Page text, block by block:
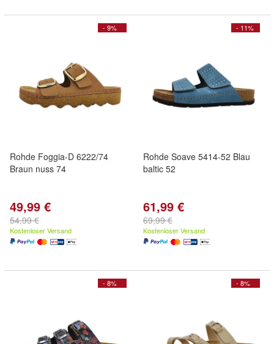
- 9%
Rohde Foggia-D 6222/74
Braun nuss 74
49,99 €
54,99 €
Kostenloser Versand
- 11%
Rohde Soave 5414-52 Blau
baltic 52
61,99 €
69,99 €
Kostenloser Versand
- 8% - 8%